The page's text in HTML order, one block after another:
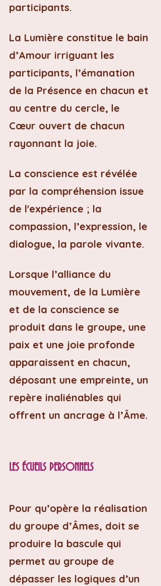
participants.
La Lumière constitue le bain
d’Amour irriguant les
participants, l’émanation
de la Présence en chacun et
au centre du cercle, le
Cœur ouvert de chacun
rayonnant la joie.
La conscience est révélée
par la compréhension issue
de l'expérience ; la
compassion, l’expression, le
dialogue, la parole vivante.
Lorsque l’alliance du
mouvement, de la Lumière
et de la conscience se
produit dans le groupe, une
paix et une joie profonde
apparaissent en chacun,
déposant une empreinte, un
repère inaliénables qui
offrent un ancrage à l’Âme.
LES ÉCUEILS PERSONNELS
Pour qu’opère la réalisation
du groupe d’Âmes, doit se
produire la bascule qui
permet au groupe de
dépasser les logiques d’un